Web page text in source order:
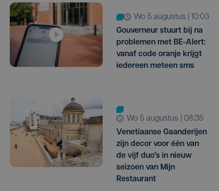
wo 5 augustus | 10:03
Gouverneur stuurt bij na
problemen met BE-Alert:
vanaf code oranje krijgt
iedereen meteen sms
wo 5 augustus | 08:35
Venetiaanse Gaanderijen
zijn decor voor één van
de vijf duo's in nieuw
seizoen van Mijn
Restaurant